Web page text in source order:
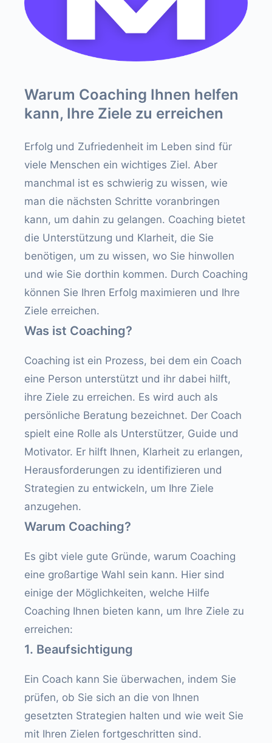
Warum Coaching Ihnen helfen
kann, Ihre Ziele zu erreichen
Erfolg und Zufriedenheit im Leben sind für
viele Menschen ein wichtiges Ziel. Aber
manchmal ist es schwierig zu wissen, wie
man die nächsten Schritte voranbringen
kann, um dahin zu gelangen. Coaching bietet
die Unterstützung und Klarheit, die Sie
benötigen, um zu wissen, wo Sie hinwollen
und wie Sie dorthin kommen. Durch Coaching
können Sie Ihren Erfolg maximieren und Ihre
Ziele erreichen.
Was ist Coaching?
Coaching ist ein Prozess, bei dem ein Coach
eine Person unterstützt und ihr dabei hilft,
ihre Ziele zu erreichen. Es wird auch als
persönliche Beratung bezeichnet. Der Coach
spielt eine Rolle als Unterstützer, Guide und
Motivator. Er hilft Ihnen, Klarheit zu erlangen,
Herausforderungen zu identifizieren und
Strategien zu entwickeln, um Ihre Ziele
anzugehen.
Warum Coaching?
Es gibt viele gute Gründe, warum Coaching
eine großartige Wahl sein kann. Hier sind
einige der Möglichkeiten, welche Hilfe
Coaching Ihnen bieten kann, um Ihre Ziele zu
erreichen:
1. Beaufsichtigung
Ein Coach kann Sie überwachen, indem Sie
prüfen, ob Sie sich an die von Ihnen
gesetzten Strategien halten und wie weit Sie
mit Ihren Zielen fortgeschritten sind.